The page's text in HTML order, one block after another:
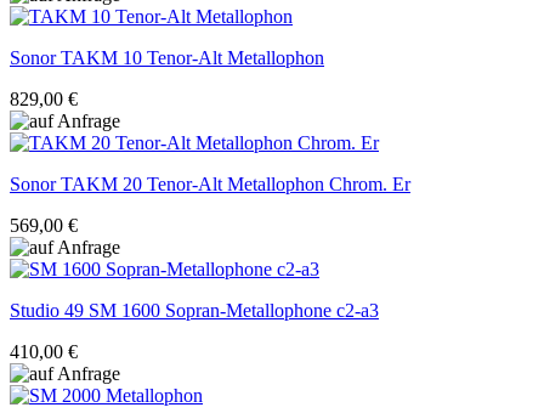
SonorTAKM 10 Tenor-Alt Metallophon
829,00 €
SonorTAKM 20 Tenor-Alt Metallophon Chrom. Er
569,00 €
Studio 49 SM 1600 Sopran-Metallophone c2-a3
410,00 €